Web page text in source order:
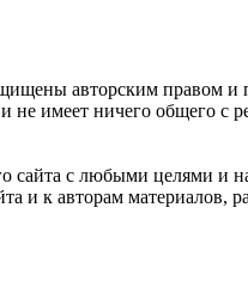
авторским правом и
имеет ничего общего с
сайта с любыми целями и
и к авторам материалов,